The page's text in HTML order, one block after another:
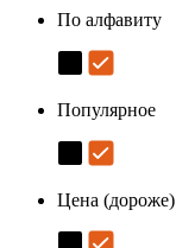
По алфавиту
Популярное
Цена (дороже)